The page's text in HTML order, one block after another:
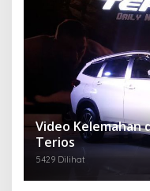
Video Kelemahan
Terios
5429 Dilihat